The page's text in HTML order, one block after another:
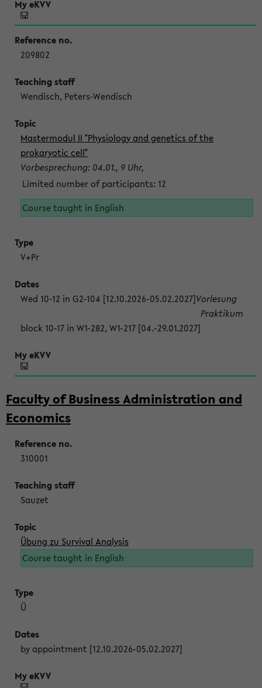
209802
Wendisch, Peters-Wendisch
Mastermodul II "Physiology and genetics of the
prokaryotic cell"
Vorbesprechung: 04.01., 9 Uhr,
Limited number of participants: 12
Course taught in English
V+Pr
Wed 10-12 in G2-104 [12.10.2026-05.02.2027]Vorlesung
block 10-17 in W1-282, W1-217 [04.-29.01.2027]
Praktikum
Faculty of Business Administration and
Economics
310001
Sauzet
Übung zu Survival Analysis
Course taught in English
Ü
by appointment [12.10.2026-05.02.2027]